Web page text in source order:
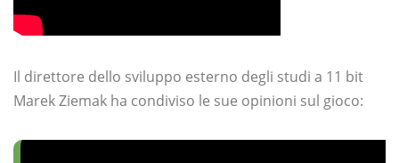
Il direttore dello sviluppo esterno degli studi a 11 bit
Marek Ziemak ha condiviso le sue opinioni sul gioco: